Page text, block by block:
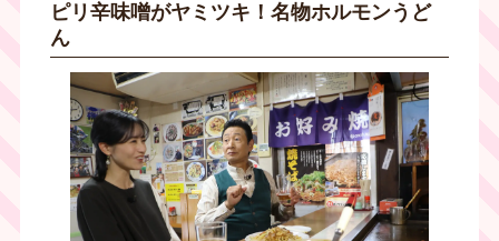
ピリ辛味噌がヤミツキ！名物ホルモンうど
ん